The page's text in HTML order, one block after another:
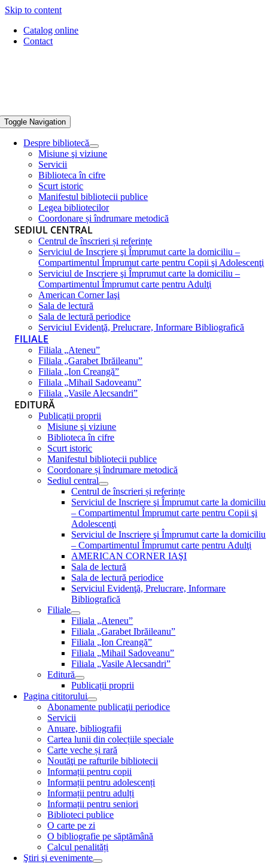
Skip to content
Catalog online
Contact
Toggle Navigation
Despre bibliotecă
Misiune şi viziune
Servicii
Biblioteca în cifre
Scurt istoric
Manifestul bibliotecii publice
Legea bibliotecilor
Coordonare și îndrumare metodică
SEDIUL CENTRAL
Centrul de înscrieri și referințe
Serviciul de Inscriere şi Împrumut carte la domiciliu –
Compartimentul Împrumut carte pentru Copii şi Adolescenţi
Serviciul de Inscriere şi Împrumut carte la domiciliu –
Compartimentul Împrumut carte pentru Adulţi
American Corner Iaşi
Sala de lectură
Sala de lectură periodice
Serviciul Evidenţă, Prelucrare, Informare Bibliografică
FILIALE
Filiala „Ateneu”
Filiala „Garabet Ibrăileanu”
Filiala „Ion Creangă”
Filiala „Mihail Sadoveanu”
Filiala „Vasile Alecsandri”
EDITURĂ
Publicații proprii
Misiune şi viziune
Biblioteca în cifre
Scurt istoric
Manifestul bibliotecii publice
Coordonare și îndrumare metodică
Sediul central
Centrul de înscrieri și referințe
Serviciul de Inscriere şi Împrumut carte la domiciliu
– Compartimentul Împrumut carte pentru Copii şi
Adolescenţi
Serviciul de Inscriere şi Împrumut carte la domiciliu
– Compartimentul Împrumut carte pentru Adulţi
AMERICAN CORNER IAŞI
Sala de lectură
Sala de lectură periodice
Serviciul Evidenţă, Prelucrare, Informare
Bibliografică
Filiale
Filiala „Ateneu”
Filiala „Garabet Ibrăileanu”
Filiala „Ion Creangă”
Filiala „Mihail Sadoveanu”
Filiala „Vasile Alecsandri”
Editură
Publicații proprii
Pagina cititorului
Abonamente publicaţii periodice
Servicii
Anuare, bibliografii
Cartea lunii din colecțiile speciale
Carte veche și rară
Noutăţi pe rafturile bibliotecii
Informații pentru copii
Informații pentru adolescenți
Informații pentru adulți
Informații pentru seniori
Biblioteci publice
O carte pe zi
O bibliografie pe săptămână
Calcul penalități
Ştiri şi evenimente